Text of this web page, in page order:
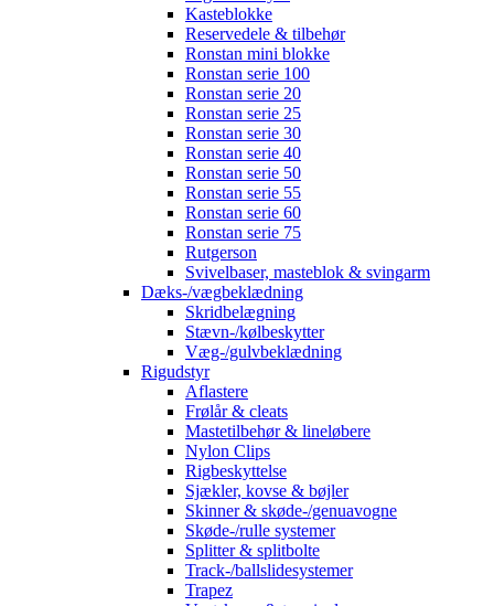
Kasteblokke
Reservedele & tilbehør
Ronstan mini blokke
Ronstan serie 100
Ronstan serie 20
Ronstan serie 25
Ronstan serie 30
Ronstan serie 40
Ronstan serie 50
Ronstan serie 55
Ronstan serie 60
Ronstan serie 75
Rutgerson
Svivelbaser, masteblok & svingarm
Dæks-/vægbeklædning
Skridbelægning
Stævn-/kølbeskytter
Væg-/gulvbeklædning
Rigudstyr
Aflastere
Frølår & cleats
Mastetilbehør & lineløbere
Nylon Clips
Rigbeskyttelse
Sjækler, kovse & bøjler
Skinner & skøde-/genuavogne
Skøde-/rulle systemer
Splitter & splitbolte
Track-/ballslidesystemer
Trapez